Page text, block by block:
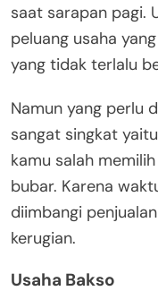
saat sarapan pagi.
peluang usaha
yang tidak terlalu
Namun yang perlu
sangat singkat
kamu salah
bubar. Karena
diimbangi
kerugian.
Usaha Bakso